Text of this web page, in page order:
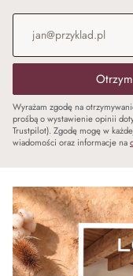
Adres e-mail
Wyrażam zgodę na
prośbą o wystawienie opinii
Trustpilot). Zgodę mogę w
wiadomości oraz informacje na